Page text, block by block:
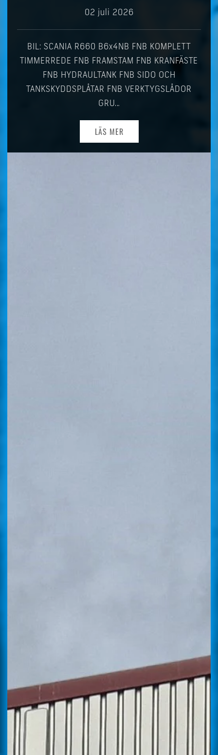
02 juli 2026
BIL: SCANIA R660 B6x4NB FNB KOMPLETT
TIMMERREDE FNB FRAMSTAM FNB KRANFÄSTE
FNB HYDRAULTANK FNB SIDO OCH
TANKSKYDDSPLÅTAR FNB VERKTYGSLÅDOR
GRU…
LÄS MER